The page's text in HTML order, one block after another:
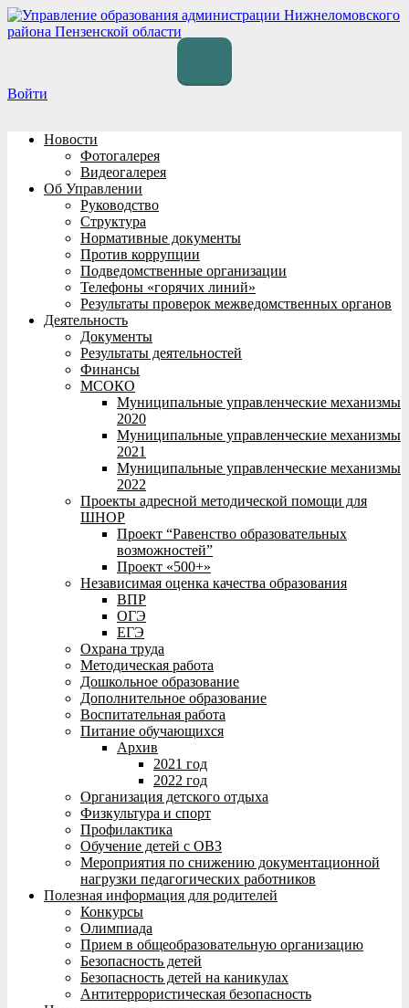
Перейти
к
Войти
Новости
Фотогалерея
Видеогалерея
Об Управлении
Руководство
Структура
Нормативные документы
Против коррупции
Подведомственные организации
Телефоны «горячих линий»
Результаты проверок межведомственных органов
Деятельность
Документы
Результаты деятельностей
Финансы
МСОКО
Муниципальные управленческие механизмы
2020
Муниципальные управленческие механизмы
2021
Муниципальные управленческие механизмы
2022
Проекты адресной методической помощи для
ШНОР
Проект “Равенство образовательных
возможностей”
Проект «500+»
Независимая оценка качества образования
ВПР
ОГЭ
ЕГЭ
Охрана труда
Методическая работа
Дошкольное образование
Дополнительное образование
Воспитательная работа
Питание обучающихся
Архив
2021 год
2022 год
Организация детского отдыха
Физкультура и спорт
Профилактика
Обучение детей с ОВЗ
Мероприятия по снижению документационной
нагрузки педагогических работников
Полезная информация для родителей
Конкурсы
Олимпиада
Прием в общеобразовательную организацию
Безопасность детей
Безопасность детей на каникулах
Антитеррористическая безопасность